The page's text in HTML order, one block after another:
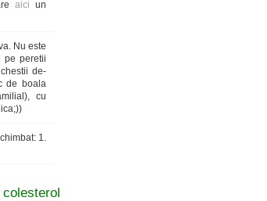
aici un
Nu este
pe peretii
de-
de boala
cu
1.